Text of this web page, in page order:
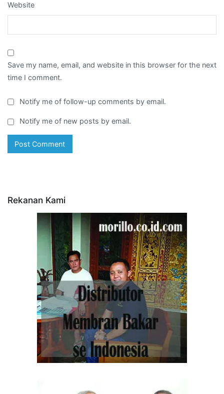
Website
Save my name, email, and website in this browser for the next
time I comment.
Notify me of follow-up comments by email.
Notify me of new posts by email.
Rekanan Kami